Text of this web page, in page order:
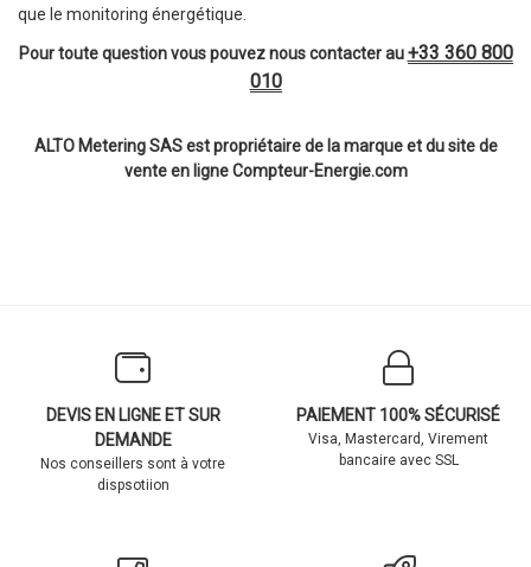
que le monitoring énergétique.
Pour toute question vous pouvez nous contacter au+33 360 800
010
ALTO Metering SAS est propriétaire de la marque et du site de
vente en ligne Compteur-Energie.com
DEVIS EN LIGNE ET SUR
DEMANDE
Nos conseillers sont à votre
dispsotiion
PAIEMENT 100% SÉCURISÉ
Visa, Mastercard, Virement
bancaire avec SSL